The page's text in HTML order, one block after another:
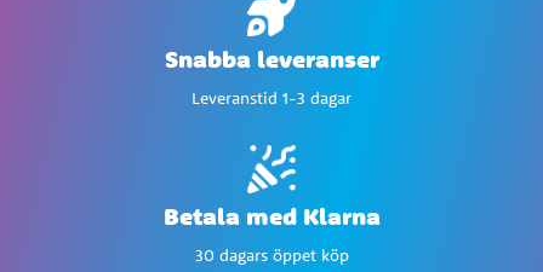
Snabba leveranser
Leveranstid 1-3 dagar
Betala med Klarna
30 dagars öppet köp